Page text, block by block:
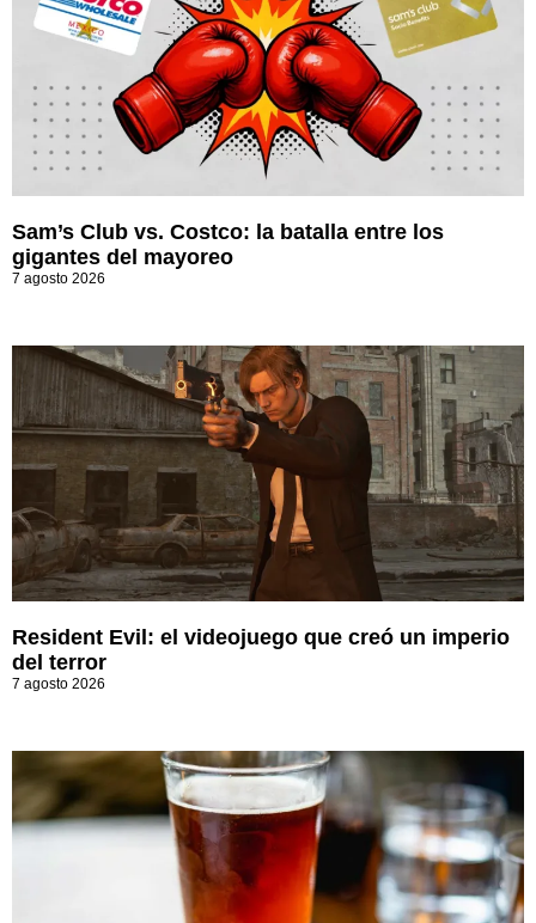
Sam’s Club vs. Costco: la batalla entre los
gigantes del mayoreo
7 agosto 2026
Resident Evil: el videojuego que creó un imperio
del terror
7 agosto 2026